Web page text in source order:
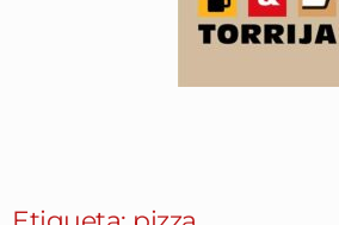
Últimas visitas
Todos los garitos